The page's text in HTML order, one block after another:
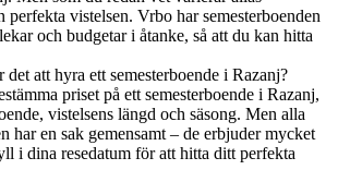
perfekta vistelsen. Vrbo har semesterboenden
och budgetar i åtanke, så att du kan hitta
att hyra ett semesterboende i Razanj?
priset på ett semesterboende i Razanj,
vistelsens längd och säsong. Men alla
har en sak gemensamt – de erbjuder mycket
i dina resedatum för att hitta ditt perfekta